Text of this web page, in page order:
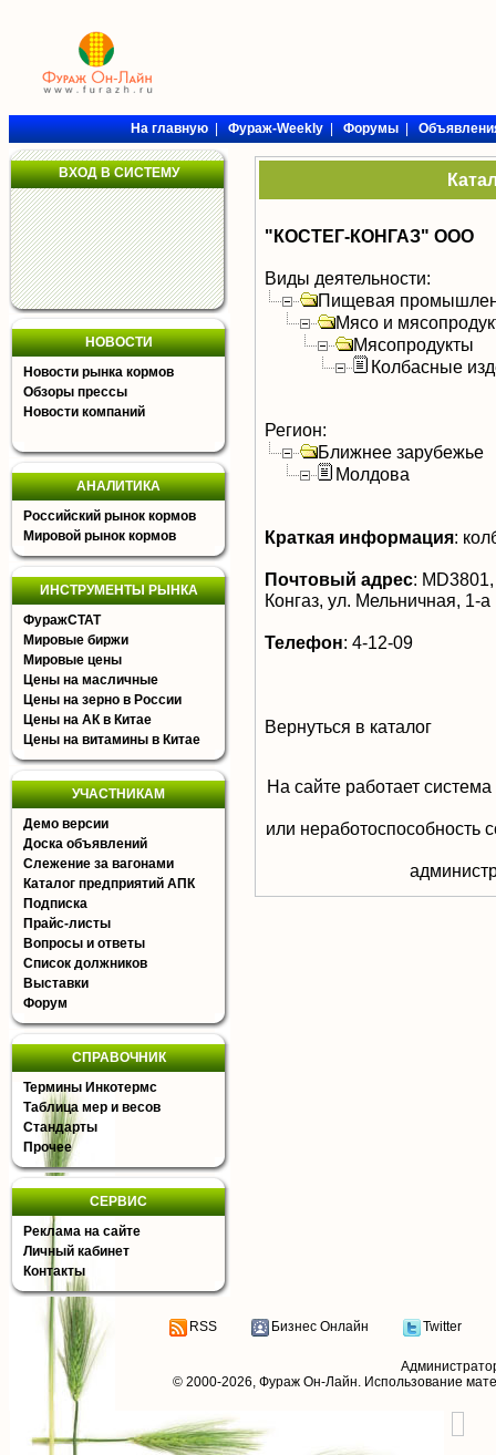
На главную|Фураж-Weekly|Форумы|
ВХОД В СИСТЕМУ
НОВОСТИ
Новости рынка кормов
Обзоры прессы
Новости компаний
АНАЛИТИКА
Российский рынок кормов
Мировой рынок кормов
ИНСТРУМЕНТЫ РЫНКА
ФуражСТАТ
Мировые биржи
Мировые цены
Цены на масличные
Цены на зерно в России
Цены на АК в Китае
Цены на витамины в Китае
УЧАСТНИКАМ
Демо версии
Доска объявлений
Слежение за вагонами
Каталог предприятий АПК
Подписка
Прайс-листы
Вопросы и ответы
Список должников
Выставки
Форум
СПРАВОЧНИК
Термины Инкотермс
Таблица мер и весов
Стандарты
Прочее
СЕРВИС
Реклама на сайте
Личный кабинет
Контакты
"КОСТЕГ-КОНГАЗ" ООО
Виды деятельности:
Пищевая
Мясо и
Мясопродукты
Колбасные
Регион:
Ближнее зарубежье
Молдова
Краткая информация:
Почтовый адрес:
Конгаз, ул. Мельничная, 1-а
Телефон: 4-12-09
Вернуться в каталог
На сайте работает
или неработоспособность
RSS Бизнес Онлайн Twitter
© 2000-2026, Фураж Он-Лайн. Использование